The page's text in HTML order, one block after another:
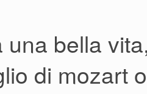
una bella
di mozart